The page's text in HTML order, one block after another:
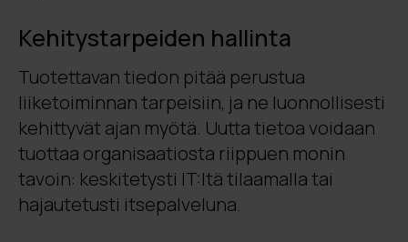
Kehitystarpeiden hallinta
Tuotettavan tiedon pitää perustua
liiketoiminnan tarpeisiin, ja ne luonnollisesti
kehittyvät ajan myötä. Uutta tietoa voidaan
tuottaa organisaatiosta riippuen monin
tavoin: keskitetysti IT:ltä tilaamalla tai
hajautetusti itsepalveluna.